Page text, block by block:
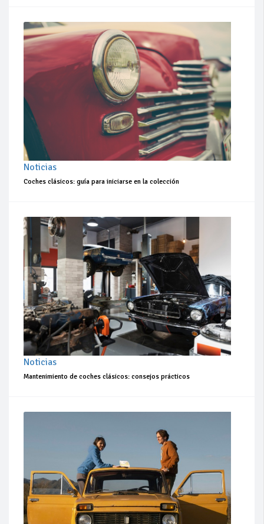
Noticias
Coches clásicos: guía para iniciarse en la colección
Noticias
Mantenimiento de coches clásicos: consejos prácticos